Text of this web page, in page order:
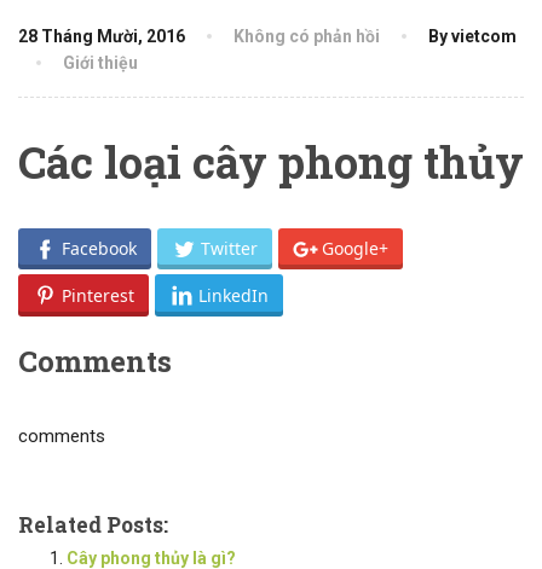
28 Tháng Mười, 2016 Không có phản hồi
By vietcom
Giới thiệu
Các loại cây phong thủy
Facebook Twitter Google+
Pinterest LinkedIn
Comments
comments
Related Posts:
Cây phong thủy là gì?